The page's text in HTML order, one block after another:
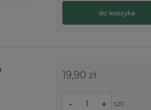
do koszyka
19,90 zł
- + szt.